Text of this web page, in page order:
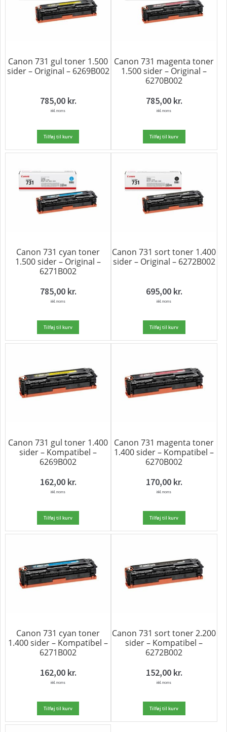
Canon 731 gul toner 1.500
sider – Original – 6269B002
785,00 kr.
inkl. moms
Tilføj til kurv
Canon 731 magenta toner
1.500 sider – Original –
6270B002
785,00 kr.
inkl. moms
Tilføj til kurv
Canon 731 cyan toner
1.500 sider – Original –
6271B002
785,00 kr.
inkl. moms
Tilføj til kurv
Canon 731 sort toner 1.400
sider – Original – 6272B002
695,00 kr.
inkl. moms
Tilføj til kurv
Canon 731 gul toner 1.400
sider – Kompatibel –
6269B002
162,00 kr.
inkl. moms
Tilføj til kurv
Canon 731 magenta toner
1.400 sider – Kompatibel –
6270B002
170,00 kr.
inkl. moms
Tilføj til kurv
Canon 731 cyan toner
1.400 sider – Kompatibel –
6271B002
162,00 kr.
inkl. moms
Tilføj til kurv
Canon 731 sort toner 2.200
sider – Kompatibel –
6272B002
152,00 kr.
inkl. moms
Tilføj til kurv